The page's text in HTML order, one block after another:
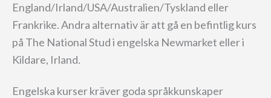
England/Irland/USA/Australien/Tyskland eller
Frankrike. Andra alternativ är att gå en befintlig kurs
på The National Stud i engelska Newmarket eller i
Kildare, Irland.
Engelska kurser kräver goda språkkunskaper